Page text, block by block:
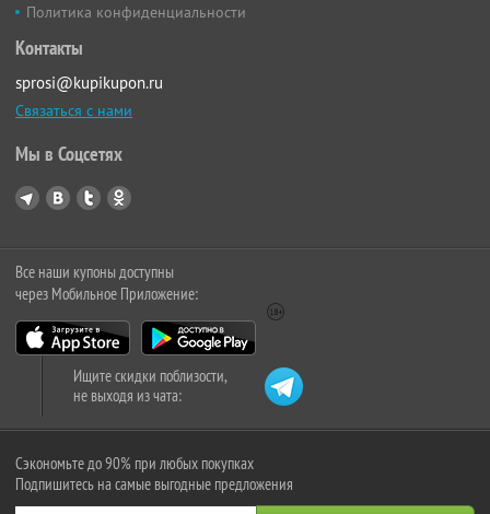
Политика конфиденциальности
Контакты
sprosi@kupikupon.ru
Связаться с нами
Мы в Соцсетях
Все наши купоны доступны
через Мобильное Приложение:
Ищите скидки поблизости,
не выходя из чата:
Сэкономьте до 90% при любых покупках
Подпишитесь на самые выгодные предложения